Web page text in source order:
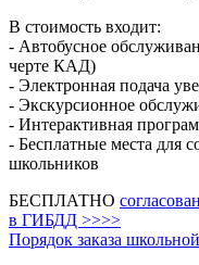
В стоимость входит:
- Автобусное
черте КАД)
- Электронная подача
- Экскурсионное
- Интерактивная
- Бесплатные места для
школьников
БЕСПЛАТНО
в ГИБДД >>>>
Порядок заказа